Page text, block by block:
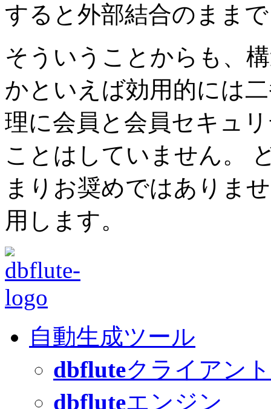
すると外部結合のまま
そういうことからも、
かといえば効用的には
理に会員と会員セキュ
ことはしていません。
まりお奨めではありま
用します。
自動生成ツール
dbfluteクライアント
dbfluteエンジン